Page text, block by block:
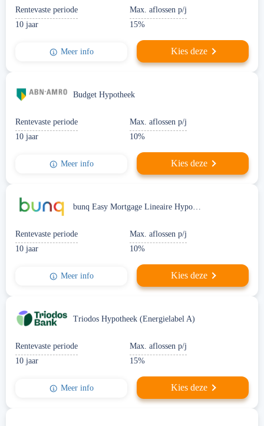
Rentevaste periode
10 jaar
Max. aflossen p/j
15%
Meer info Kies deze
Budget Hypotheek
Rentevaste periode
10 jaar
Max. aflossen p/j
10%
Meer info Kies deze
bunq Easy Mortgage Lineaire Hypotheek
Rentevaste periode
10 jaar
Max. aflossen p/j
10%
Meer info Kies deze
Triodos Hypotheek (Energielabel A)
Rentevaste periode
10 jaar
Max. aflossen p/j
15%
Meer info Kies deze